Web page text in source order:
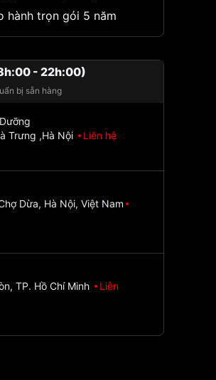
hành trọn gói 5 năm
- 22h:00)
bị sẵn hàng
Trưng ,Hà Nội
Liên hệ
Dừa, Hà Nội, Việt Nam
TP. Hồ Chí Minh
Liên